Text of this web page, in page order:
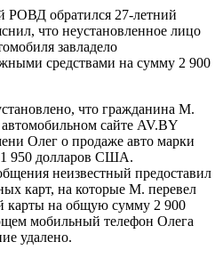
РОВД обратился 27-летний
что неустановленное лицо
завладело
средствами на сумму 2 900
что гражданина М.
сайте AV.BY
Олег о продаже авто марки
1 950 долларов США.
неизвестный предоставил
карт, на которые М. перевел
карты на общую сумму 2 900
мобильный телефон Олега
удалено.